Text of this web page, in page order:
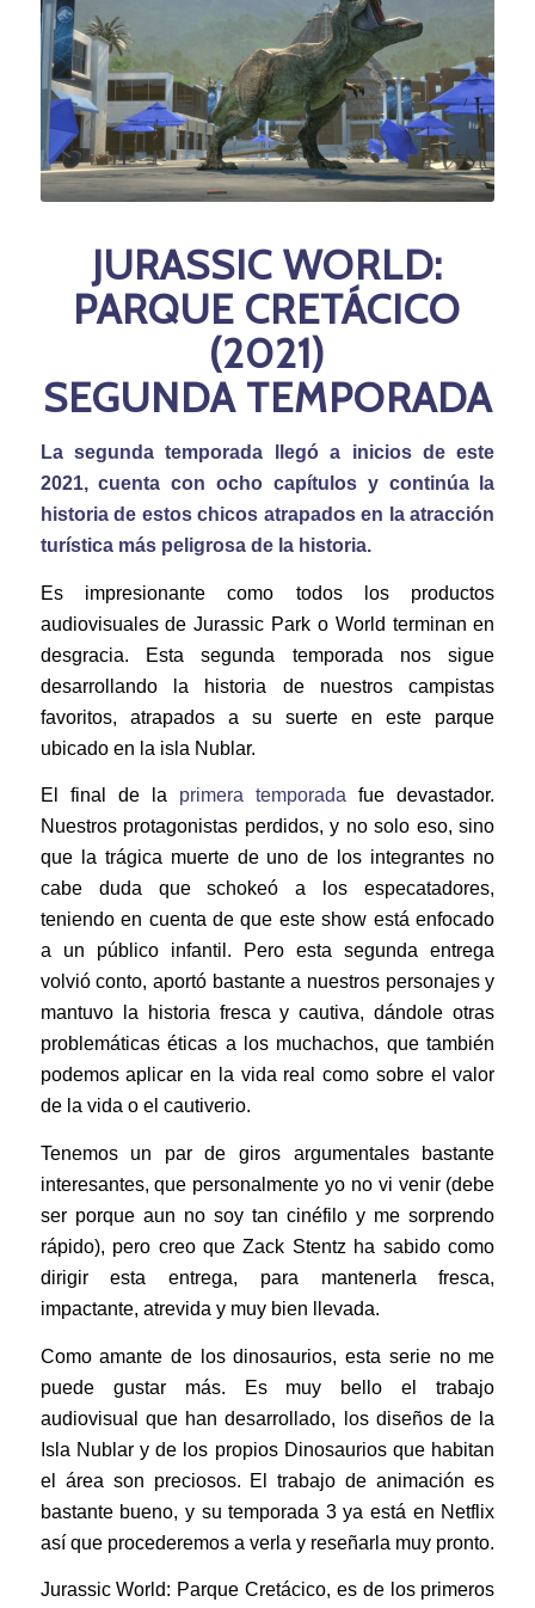
JURASSIC WORLD:
PARQUE CRETÁCICO
(2021)
SEGUNDA TEMPORADA
La segunda temporada llegó a inicios de este
2021, cuenta con ocho capítulos y continúa la
historia de estos chicos atrapados en la atracción
turística más peligrosa de la historia.
Es impresionante como todos los productos
audiovisuales de Jurassic Park o World terminan en
desgracia. Esta segunda temporada nos sigue
desarrollando la historia de nuestros campistas
favoritos, atrapados a su suerte en este parque
ubicado en la isla Nublar.
El final de la primera temporada fue devastador.
Nuestros protagonistas perdidos, y no solo eso, sino
que la trágica muerte de uno de los integrantes no
cabe duda que schokeó a los especatadores,
teniendo en cuenta de que este show está enfocado
a un público infantil. Pero esta segunda entrega
volvió conto, aportó bastante a nuestros personajes y
mantuvo la historia fresca y cautiva, dándole otras
problemáticas éticas a los muchachos, que también
podemos aplicar en la vida real como sobre el valor
de la vida o el cautiverio.
Tenemos un par de giros argumentales bastante
interesantes, que personalmente yo no vi venir (debe
ser porque aun no soy tan cinéfilo y me sorprendo
rápido), pero creo que Zack Stentz ha sabido como
dirigir esta entrega, para mantenerla fresca,
impactante, atrevida y muy bien llevada.
Como amante de los dinosaurios, esta serie no me
puede gustar más. Es muy bello el trabajo
audiovisual que han desarrollado, los diseños de la
Isla Nublar y de los propios Dinosaurios que habitan
el área son preciosos. El trabajo de animación es
bastante bueno, y su temporada 3 ya está en Netflix
así que procederemos a verla y reseñarla muy pronto.
Jurassic World: Parque Cretácico, es de los primeros